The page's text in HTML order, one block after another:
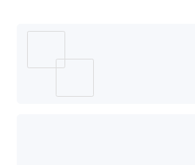
用？